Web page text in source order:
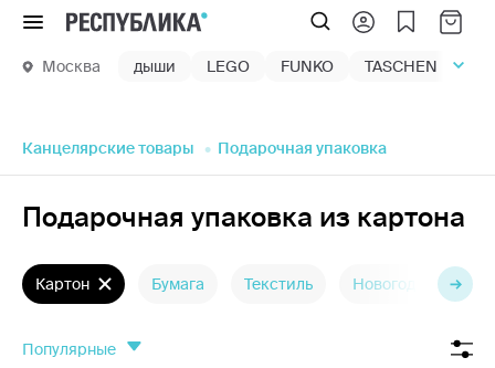
Меню
Москва дыши LEGO FUNKO TASCHEN
Канцелярские товары Подарочная упаковка
Подарочная упаковка из картона
Картон Бумага Текстиль Новогодняя
популярные